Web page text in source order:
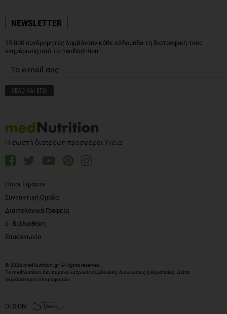
NEWSLETTER
15.000 συνδρομητές λαμβάνουν κάθε εβδομάδα τη διατροφική τους
ενημέρωση από το medNutrition.
Η σωστή διατροφή προσφέρει Υγεία
Ποιοι Είμαστε
Συντακτική Ομάδα
Διαιτολογικά Γραφεία
e- Βιβλιοθήκη
Επικοινωνία
© 2026 medNutrition.gr. All rights reserved.
Το medNutrition δεν παρέχει ιατρικές συμβουλές, διαγνώσεις ή θεραπείες. Δείτε
περισσότερες πληροφορίες
DESIGN: